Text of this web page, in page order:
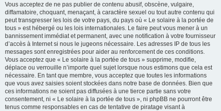
Vous acceptez de ne pas publier de contenu abusif, obscène, vulgaire,
diffamatoire, choquant, menaçant, à caractère sexuel ou tout autre contenu qui
peut transgresser les lois de votre pays, du pays où « Le solaire à la portée de
tous » est hébergé ou les lois internationales. Le faire peut vous mener à un
bannissement immédiat et permanent, avec une notification à votre fournisseur
d’accès à Internet si nous le jugeons nécessaire. Les adresses IP de tous les
messages sont enregistrées pour aider au renforcement de ces conditions.
Vous acceptez que « Le solaire à la portée de tous » supprime, modifie,
déplace ou verrouille n’importe quel sujet lorsque nous estimons que cela est
nécessaire. En tant que membre, vous acceptez que toutes les informations
que vous avez saisies soient stockées dans notre base de données. Bien que
ces informations ne soient pas diffusées à une tierce partie sans votre
consentement, ni « Le solaire à la portée de tous », ni phpBB ne pourront être
tenus comme responsables en cas de tentative de piratage visant à